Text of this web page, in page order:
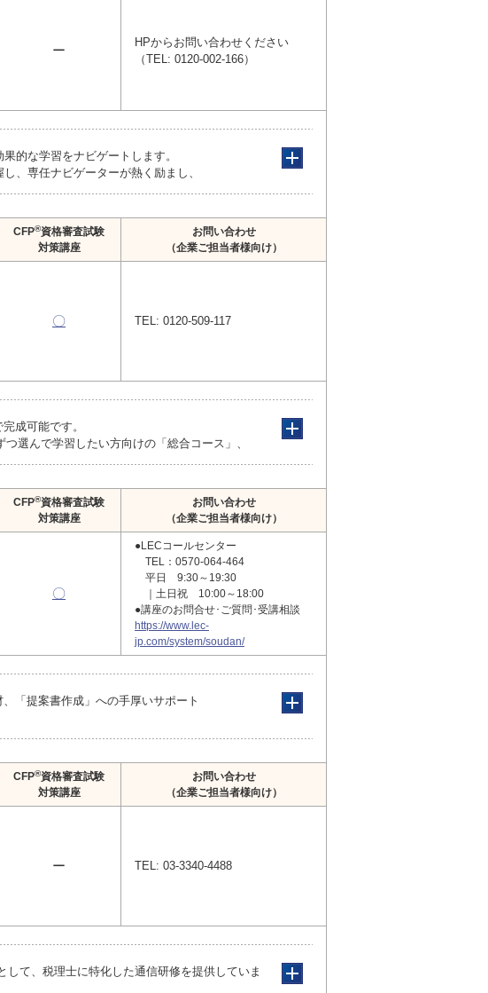
ー
HPからお問い合わせください
（TEL: 0120-002-166）
的な学習をナビゲートします。
、専任ナビゲーターが熱く励まし、
CFP®資格審査試験
対策講座
お問い合わせ
（企業ご担当者様向け）
〇 TEL: 0120-509-117
成可能です。
選んで学習したい方向けの「総合コース」、
CFP®資格審査試験
対策講座
お問い合わせ
（企業ご担当者様向け）
〇
●LECコールセンター
TEL：0570-064-464
平日 9:30～19:30
｜土日祝 10:00～18:00
●講座のお問合せ･ご質問･受講相談
https://www.lec-
jp.com/system/soudan/
「提案書作成」への手厚いサポート
CFP®資格審査試験
対策講座
お問い合わせ
（企業ご担当者様向け）
ー TEL: 03-3340-4488
て、税理士に特化した通信研修を提供していま